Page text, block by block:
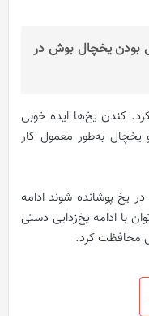
یخچال بوش در
کندن یخ‌ها ایده خوبی
به‌طور معمول کار
یخ پوشانده شوند ادامه
3 روز است. می‌توان با ادامه یخ‌زدایی دستی
محافظت کرد.